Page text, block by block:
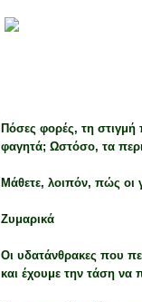
Πόσες φορές, τη στιγμή
φαγητά; Ωστόσο, τα
Μάθετε, λοιπόν, πώς οι
Ζυμαρικά
Οι υδατάνθρακες που
και έχουμε την τάση να